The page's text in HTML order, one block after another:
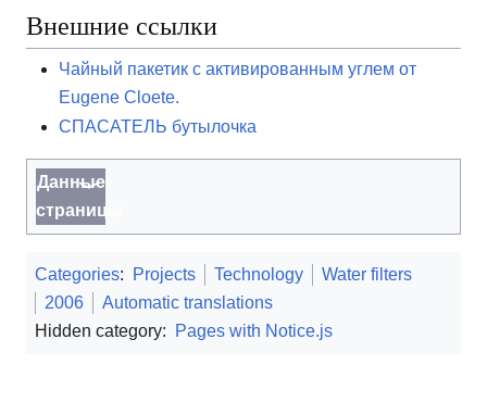
Внешние ссылки
Чайный пакетик с активированным углем от
Eugene Cloete.
СПАСАТЕЛЬ бутылочка
Данные
страницы
Categories: Projects Technology
Water filters
2006
Automatic translations
Hidden category:
Pages with Notice.js